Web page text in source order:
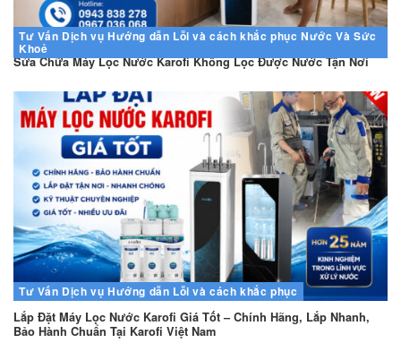
Tư Vấn Dịch vụ Hướng dẫn Lỗi và cách khắc phục Nước Và Sức
Khoẻ
Sửa Chữa Máy Lọc Nước Karofi Không Lọc Được Nước Tận Nơi
Tư Vấn Dịch vụ Hướng dẫn Lỗi và cách khắc phục
Lắp Đặt Máy Lọc Nước Karofi Giá Tốt – Chính Hãng, Lắp Nhanh,
Bảo Hành Chuẩn Tại Karofi Việt Nam